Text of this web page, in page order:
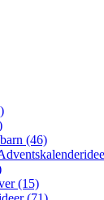
(46)
(15)